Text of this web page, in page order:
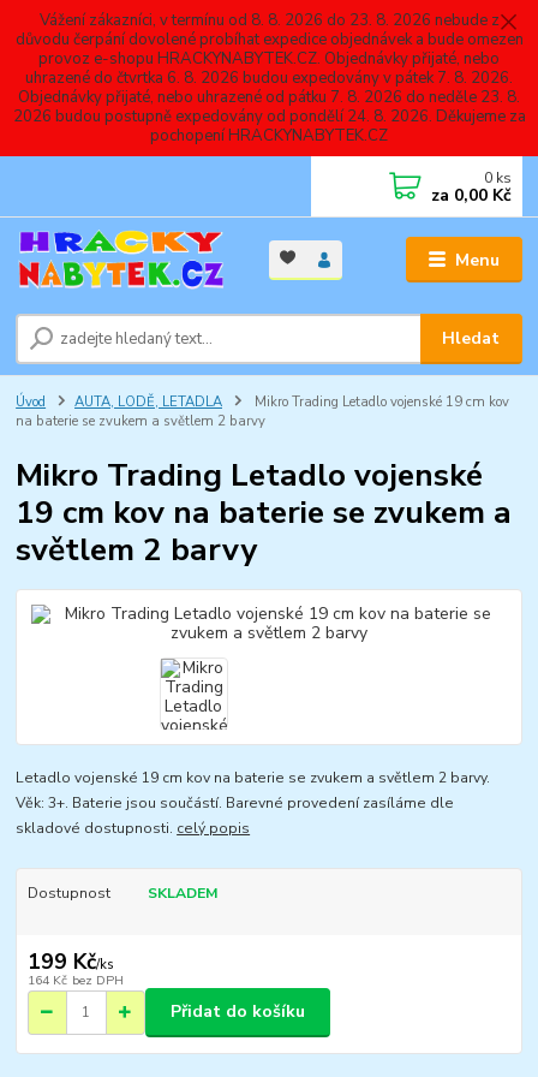
Vážení zákazníci, v termínu od 8. 8. 2026 do 23. 8. 2026 nebude z
důvodu čerpání dovolené probíhat expedice objednávek a bude omezen
provoz e-shopu HRACKYNABYTEK.CZ. Objednávky přijaté, nebo
uhrazené do čtvrtka 6. 8. 2026 budou expedovány v pátek 7. 8. 2026.
Objednávky přijaté, nebo uhrazené od pátku 7. 8. 2026 do neděle 23. 8.
2026 budou postupně expedovány od pondělí 24. 8. 2026. Děkujeme za
pochopení HRACKYNABYTEK.CZ
Menu
Hledat
0 ks
za 0,00 Kč
Úvod AUTA, LODĚ, LETADLA
Mikro Trading Letadlo vojenské 19 cm kov
na baterie se zvukem a světlem 2 barvy
Mikro Trading Letadlo vojenské
19 cm kov na baterie se zvukem a
světlem 2 barvy
Letadlo vojenské 19 cm kov na baterie se zvukem a světlem 2 barvy.
Věk: 3+. Baterie jsou součástí. Barevné provedení zasíláme dle
skladové dostupnosti. celý popis
Dostupnost SKLADEM
199 Kč/ks
164 Kč bez DPH
Přidat do košíku